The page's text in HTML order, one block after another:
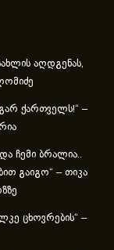
აღდგენას,
ქართველს!“ –
ჩემი ბრალია..
გაიგო“ – თიკა
ცხოვ­რე­ბის“ –